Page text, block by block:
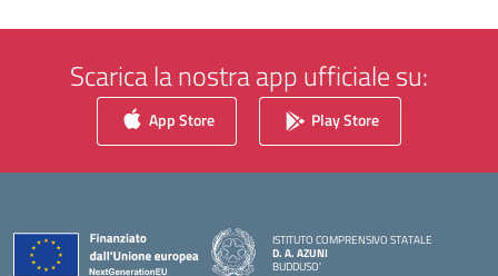
Scarica la nostra app ufficiale su:
App Store Play Store
ISTITUTO COMPRENSIVO STATALE
D. A. AZUNI
BUDDUSO'